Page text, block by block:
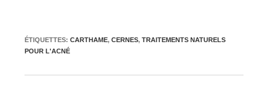
ÉTIQUETTES:CARTHAME, CERNES, TRAITEMENTS NATURELS
POUR L'ACNÉ